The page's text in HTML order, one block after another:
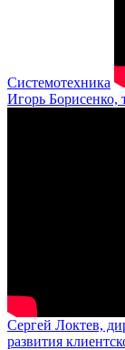
Системотехника
Игорь Борисенко,
Сергей Локтев,
развития